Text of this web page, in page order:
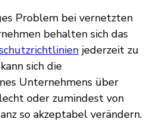
Problem bei vernetzten
behalten sich das
jederzeit zu
sich die
Unternehmens über
oder zumindest von
so akzeptabel verändern.